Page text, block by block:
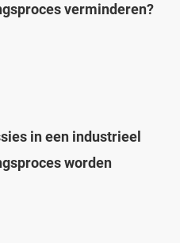
verminderen?
in een industrieel
worden